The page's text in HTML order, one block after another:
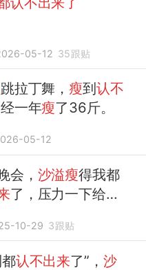
05-12 35跟贴
跳拉丁舞， 瘦到 认不
一年瘦了36斤。
05-12
会， 沙溢瘦得我都
了，压力一下给到
10-29 3跟贴
认不出来了”， 沙